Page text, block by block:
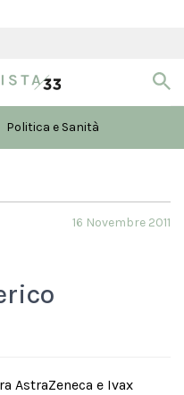
Politica e Sanità
16 Novembre 2011
AstraZeneca e Ivax